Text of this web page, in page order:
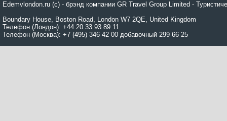
Edemvlondon.ru (c) - брэнд компании GR Travel Group Limited -
Boundary House, Boston Road, London W7 2QE, United Kingdom
Телефон (Лондон): +44 20 33 93 89 11
Телефон (Москва): +7 (495) 346 42 00 добавочный 299 66 25